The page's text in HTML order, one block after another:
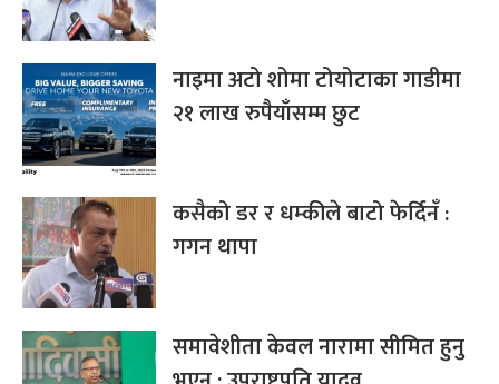
नाइमा अटो शोमा टोयोटाका गाडीमा
२१ लाख रुपैयाँसम्म छुट
कसैको डर र धम्कीले बाटो फेर्दिनँ :
गगन थापा
समावेशीता केवल नारामा सीमित हुनु